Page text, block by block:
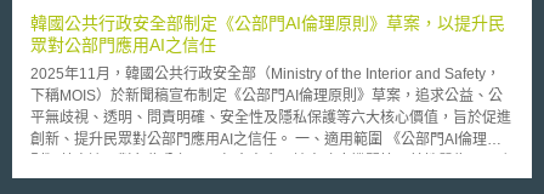
間取得平衡，是當代社會不容忽視的議題，可持續觀察追蹤英國施行DUA法
的成效供我國參考。
上揭14項目標計畫的內容大致可分為五類，分別為：提升基礎設施以因
應各種氣候變遷所造成之災害、將政府所需能源全數轉換為零碳排放、提升
電力及能源效率、消除製造業與農業所造成之汙染與溫室氣體的排放，另外
亦全面將大眾運輸設施改建為高速及零碳排放系統。 為達成前述14項
目標，本草案一共訂定15項須政府配合之細項，方向上包括：給予社區、組
織、機關、地方政府及各法人相關協助、提供適切之訓練課程及高等教育、
針對新興科技之研究與開發進行投資、提高家庭所得及保障各級勞工組織工
會之權利、提供全民高品質之健康照護。
不見的車輛正以高速朝路口靠近。V2V通訊技術使用精密的短距離通訊技術
以交換車與車子之間的基本訊息，諸如：位置、速度、方向已決定是否要警
告駕駛以避免碰撞。本項規則制訂的提案可謂是數十年來NHTSA與各部門
間合作努力的成果，包含汽車產業界、各州運輸交通部門、學術機構以建立
共識的標準。NHTSA的提案當中規制運用在所有輕型車輛V2V技術使用無
線電傳輸協定與光譜頻寬總稱為精密短距通訊技術（DSRC）。這項立法規
制要求所有的車輛都應該要透過標準化技術講共同的語言，並且要求所有車
韓國公共行政安全部制定《公部門AI倫理原則》草案，以提升民
眾對公部門應用AI之信任
2025年11月，韓國公共行政安全部（Ministry of the Interior and Safety，
下稱MOIS）於新聞稿宣布制定《公部門AI倫理原則》草案，追求公益、公
平無歧視、透明、問責明確、安全性及隱私保護等六大核心價值，旨於促進
創新、提升民眾對公部門應用AI之信任。 一、適用範圍 《公部門AI倫理原
制力的指引。 二、檢核表分三階段漸進式管理 《公部門AI倫理原則》草案